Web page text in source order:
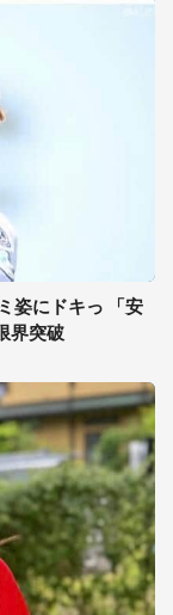
姿にドキっ 「安
界突破